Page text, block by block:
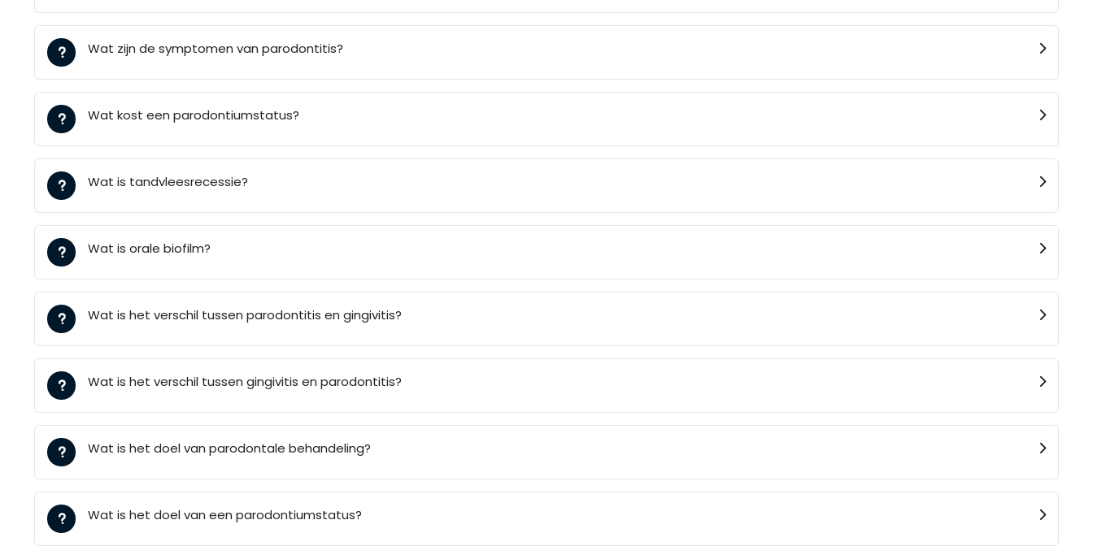
Wat zijn de symptomen van parodontitis?
Wat kost een parodontiumstatus?
Wat is tandvleesrecessie?
Wat is orale biofilm?
Wat is het verschil tussen parodontitis en gingivitis?
Wat is het verschil tussen gingivitis en parodontitis?
Wat is het doel van parodontale behandeling?
Wat is het doel van een parodontiumstatus?